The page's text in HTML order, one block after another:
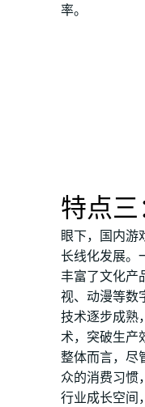
率。
特点
眼下，国内游
长线化发展。
丰富了文化产
视、动漫等数
技术逐步成熟
术，突破生产
整体而言，尽
众的消费习惯
行业成长空间